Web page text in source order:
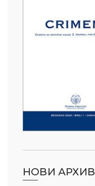
НОВИ АРХИВ